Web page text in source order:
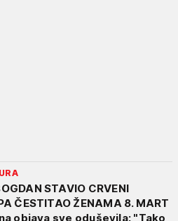
STAVIO CRVENI
ČESTITAO ŽENAMA 8. MART
objava sve oduševila: "Tako